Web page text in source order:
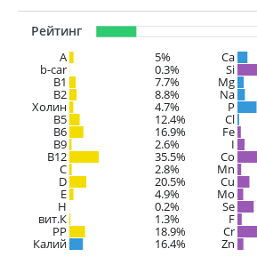
Рейтинг
A
5%
b-car 0.3%
В1 7.7%
B2 8.8%
Холин 4.7%
B5 12.4%
B6 16.9%
B9 2.6%
B12 35.5%
C 2.8%
D 20.5%
E 4.9%
H 0.2%
вит.К 1.3%
PP 18.9%
Калий 16.4%
Ca
Si
Mg
Na
P
Cl
Fe
I
Co
Mn
Cu
Mo
Se
F
Cr
Zn